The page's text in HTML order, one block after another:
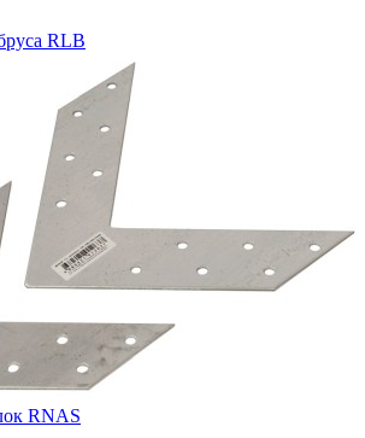
RLB
RNAS